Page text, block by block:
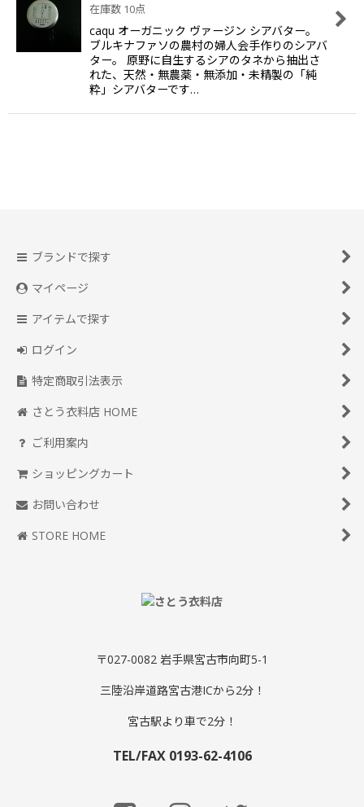
在庫数 10点
caqu オーガニック ヴァージン シアバター。
ブルキナファソの農村の婦人会手作りのシアバ
ター。 原野に自生するシアのタネから抽出さ
れた、天然・無農薬・無添加・未精製の「純
粋」シアバターです…
ブランドで探す
マイページ
アイテムで探す
ログイン
特定商取引法表示
さとう衣料店 HOME
ご利用案内
ショッピングカート
お問い合わせ
STORE HOME
〒027-0082 岩手県宮古市向町5-1
三陸沿岸道路宮古港ICから2分！
宮古駅より車で2分！
TEL/FAX 0193-62-4106